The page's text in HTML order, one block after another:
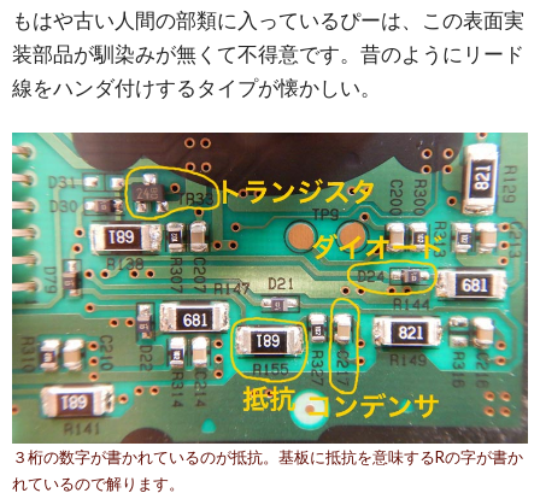
もはや古い人間の部類に入っているぴーは、この表面実
装部品が馴染みが無くて不得意です。昔のようにリード
線をハンダ付けするタイプが懐かしい。
３桁の数字が書かれているのが抵抗。基板に抵抗を意味するRの字が書か
れているので解ります。